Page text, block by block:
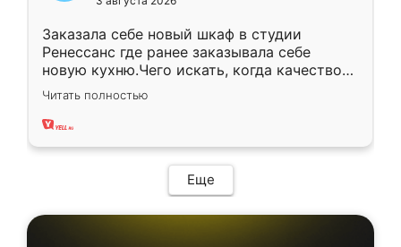
Заказала себе новый шкаф в студии
Ренессанс где ранее заказывала себе
новую кухню.Чего искать, когда качеством
вполне довольна. Служит кухня уже почти
два года, нареканий нет.
Читать полностью
Еще